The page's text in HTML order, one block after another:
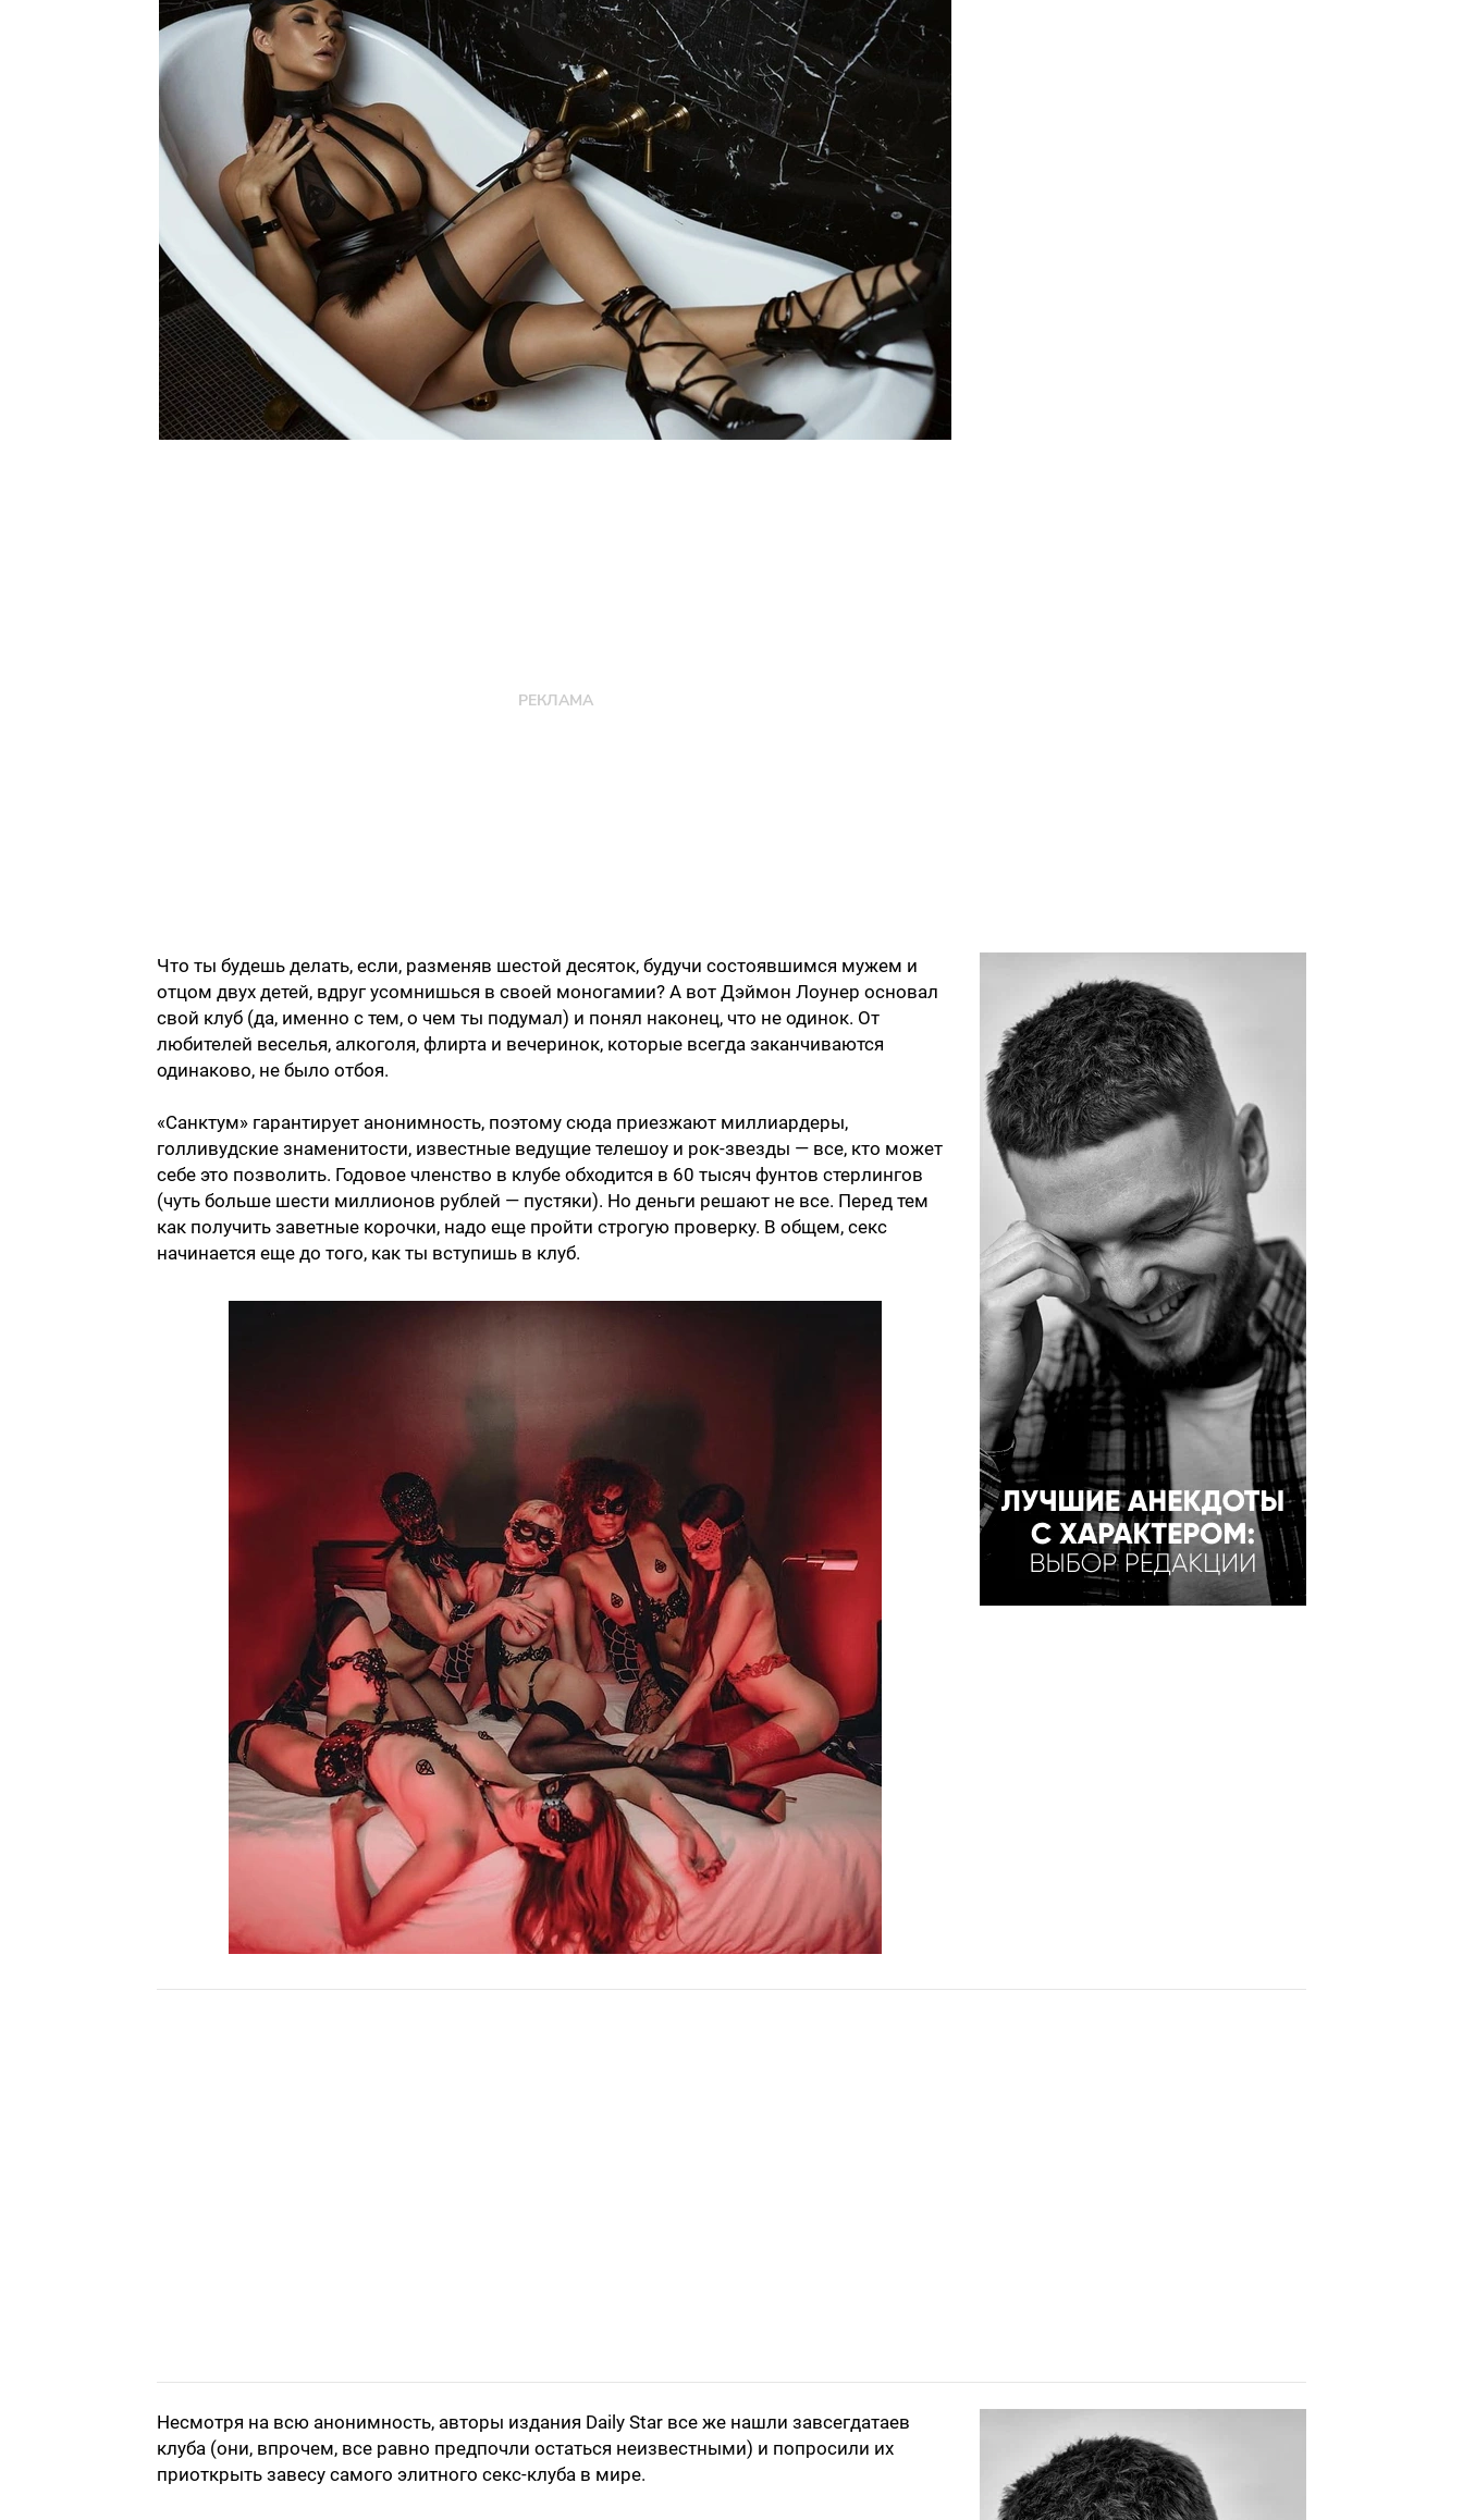
Что ты будешь делать, если, разменяв шестой десяток, будучи состоявшимся мужем и
отцом двух детей, вдруг усомнишься в своей моногамии? А вот Дэймон Лоунер основал
свой клуб (да, именно с тем, о чем ты подумал) и понял наконец, что не одинок. От
любителей веселья, алкоголя, флирта и вечеринок, которые всегда заканчиваются
одинаково, не было отбоя.
«Санктум» гарантирует анонимность, поэтому сюда приезжают миллиардеры,
голливудские знаменитости, известные ведущие телешоу и рок-звезды — все, кто может
себе это позволить. Годовое членство в клубе обходится в 60 тысяч фунтов стерлингов
(чуть больше шести миллионов рублей — пустяки). Но деньги решают не все. Перед тем
как получить заветные корочки, надо еще пройти строгую проверку. В общем, секс
начинается еще до того, как ты вступишь в клуб.
Несмотря на всю анонимность, авторы издания Daily Star все же нашли завсегдатаев
клуба (они, впрочем, все равно предпочли остаться неизвестными) и попросили их
приоткрыть завесу самого элитного секс-клуба в мире.